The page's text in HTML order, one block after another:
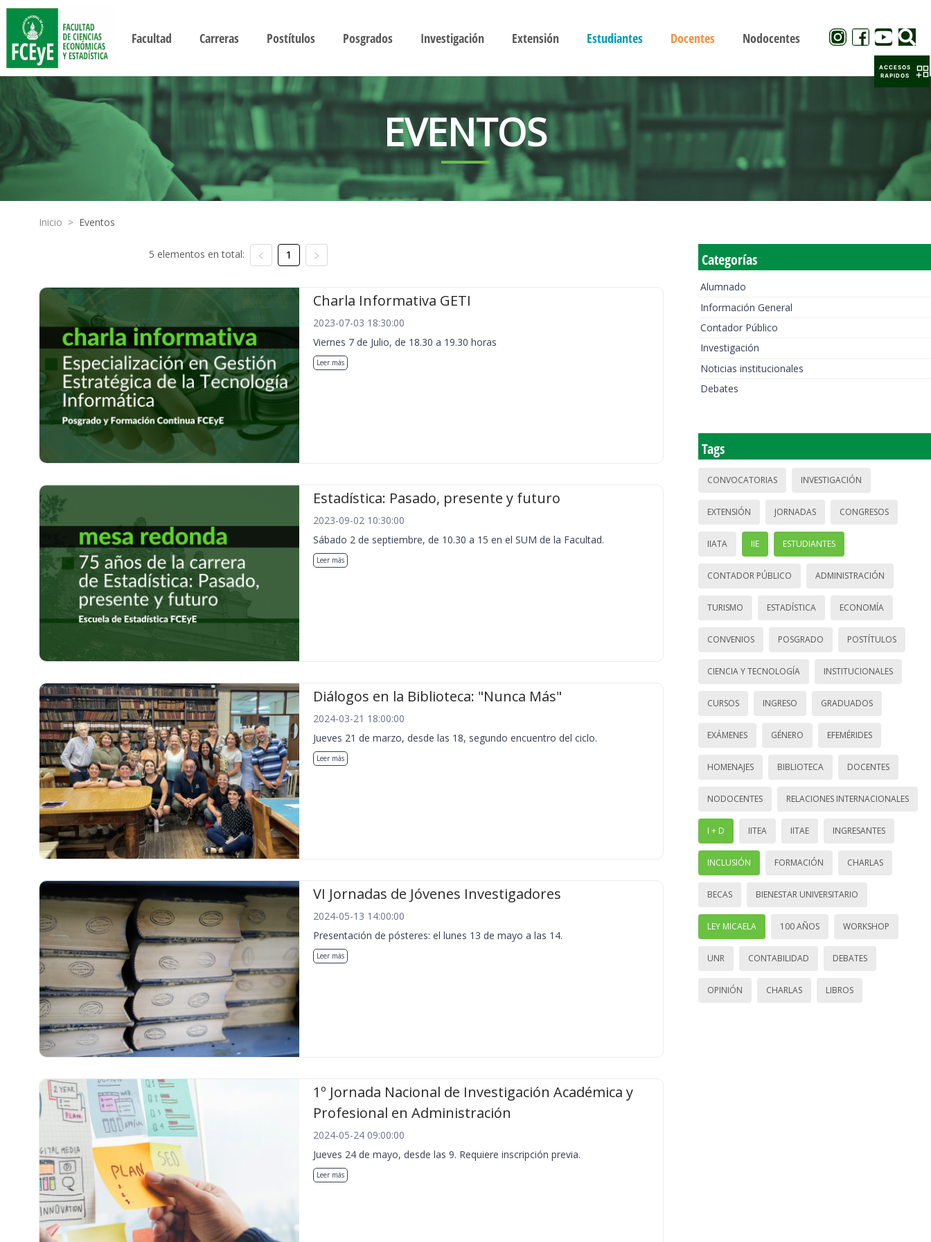
Facultad Carreras Postítulos Posgrados Investigación Extensión Estudiantes Docentes Nodocentes
EVENTOS
Inicio > Eventos
5 elementos en total: 1
Charla Informativa GETI
2023-07-03 18:30:00
Viernes 7 de Julio, de 18.30 a 19.30 horas
Leer más
Estadística: Pasado, presente y futuro
2023-09-02 10:30:00
Sábado 2 de septiembre, de 10.30 a 15 en el SUM de la Facultad.
Leer más
Diálogos en la Biblioteca: "Nunca Más"
2024-03-21 18:00:00
Jueves 21 de marzo, desde las 18, segundo encuentro del ciclo.
Leer más
VI Jornadas de Jóvenes Investigadores
2024-05-13 14:00:00
Presentación de pósteres: el lunes 13 de mayo a las 14.
Leer más
1º Jornada Nacional de Investigación Académica y
Profesional en Administración
2024-05-24 09:00:00
Jueves 24 de mayo, desde las 9. Requiere inscripción previa.
Leer más
Categorías
Alumnado
Información General
Contador Público
Investigación
Noticias institucionales
Debates
Tags
CONVOCATORIAS INVESTIGACIÓN
EXTENSIÓN JORNADAS CONGRESOS
IIATA IIE ESTUDIANTES
CONTADOR PÚBLICO ADMINISTRACIÓN
TURISMO ESTADÍSTICA ECONOMÍA
CONVENIOS POSGRADO POSTÍTULOS
CIENCIA Y TECNOLOGÍA INSTITUCIONALES
CURSOS INGRESO GRADUADOS
EXÁMENES GÉNERO EFEMÉRIDES
HOMENAJES BIBLIOTECA DOCENTES
NODOCENTES RELACIONES INTERNACIONALES
I + D IITEA IITAE INGRESANTES
INCLUSIÓN FORMACIÓN CHARLAS
BECAS BIENESTAR UNIVERSITARIO
LEY MICAELA 100 AÑOS WORKSHOP
UNR CONTABILIDAD DEBATES
OPINIÓN CHARLAS LIBROS
ACCESOS
RAPIDOS